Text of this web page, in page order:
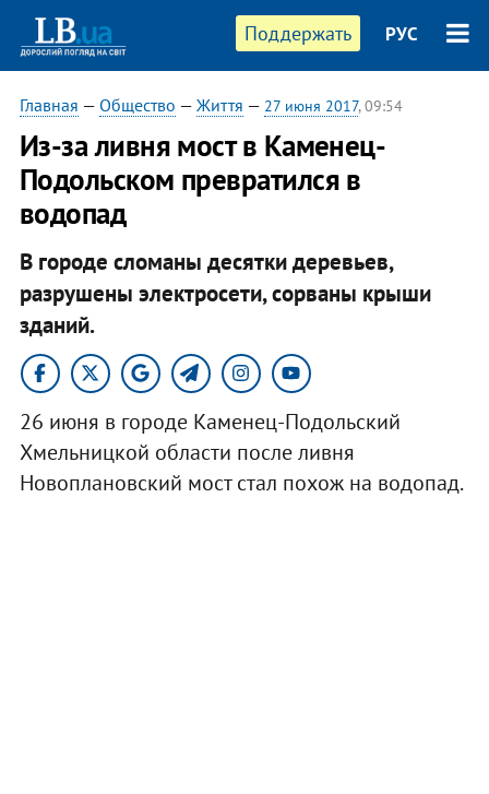
Поддержать РУС
Главная — Общество — Життя — 27 июня 2017, 09:54
Из-за ливня мост в Каменец-
Подольском превратился в
водопад
В городе сломаны десятки деревьев,
разрушены электросети, сорваны крыши
зданий.
26 июня в городе Каменец-Подольский
Хмельницкой области после ливня
Новоплановский мост стал похож на водопад.